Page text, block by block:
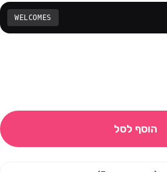
WELCOMES
הוסף לסל